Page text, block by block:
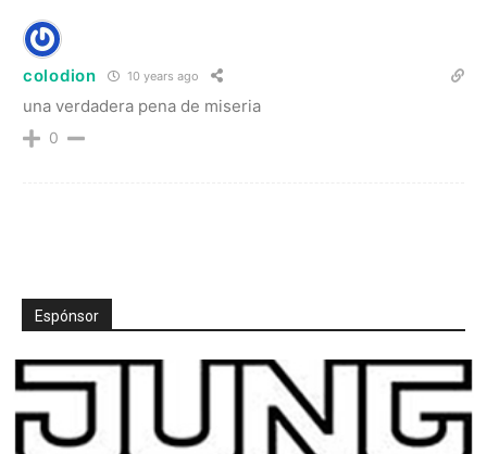
colodion 10 years ago
una verdadera pena de miseria
0
Espónsor